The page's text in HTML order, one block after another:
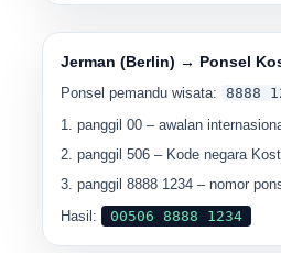
Jerman (Berlin) → Ponsel
Ponsel pemandu wisata: 8888
panggil00 – awalan
panggil506 – Kode negara
panggil8888 1234 – nomor
Hasil:
00506 8888 1234